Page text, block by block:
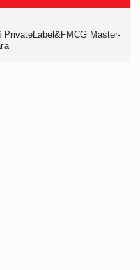
PrivateLabel&FMCG Master-